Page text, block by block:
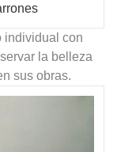
individual con
la belleza
sus obras.